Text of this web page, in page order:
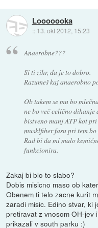
Looooooka
:: 13. okt 2012, 15:23
Anaerobne???
Si ti zihr, da je to dobro.
Razumeš kaj anaerobno
Ob takem se mu bo
ne bo več celično dihanje
bistveno manj ATP kot
musklfiber fasu pri tem
Rad bi da mi malo
funkcionira.
Zakaj bi blo to slabo?
Dobis misicno maso ob
Obenem ti telo zacne kurit
zaradi misic. Edino stvar, ki
pretiravat z vnosom OH-jev
prikazali v south parku :)